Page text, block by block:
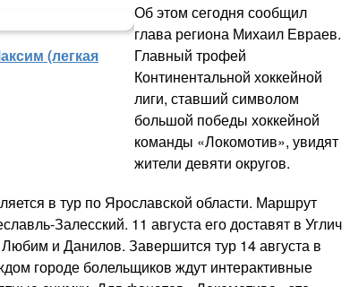
(легкая
Об этом сегодня сообщил
глава региона Михаил Евраев.
Главный трофей
Континентальной хоккейной
лиги, ставший символом
большой победы хоккейной
команды «Локомотив», увидят
жители девяти округов.
в тур по Ярославской области. Маршрут
Залесский. 11 августа его доставят в Углич
и Данилов. Завершится тур 14 августа в
городе болельщиков ждут интерактивные